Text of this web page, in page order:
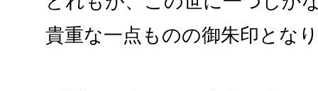
貴重な一点ものの御朱印とな